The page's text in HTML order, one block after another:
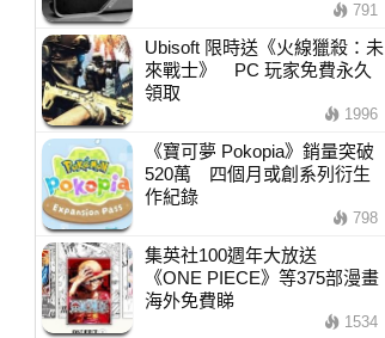
791
Ubisoft 限時送《火線獵殺：未
來戰士》 PC 玩家免費永久
領取
1996
《寶可夢 Pokopia》銷量突破
520萬 四個月或創系列衍生
作紀錄
798
集英社100週年大放送
《ONE PIECE》等375部漫畫
海外免費睇
1534